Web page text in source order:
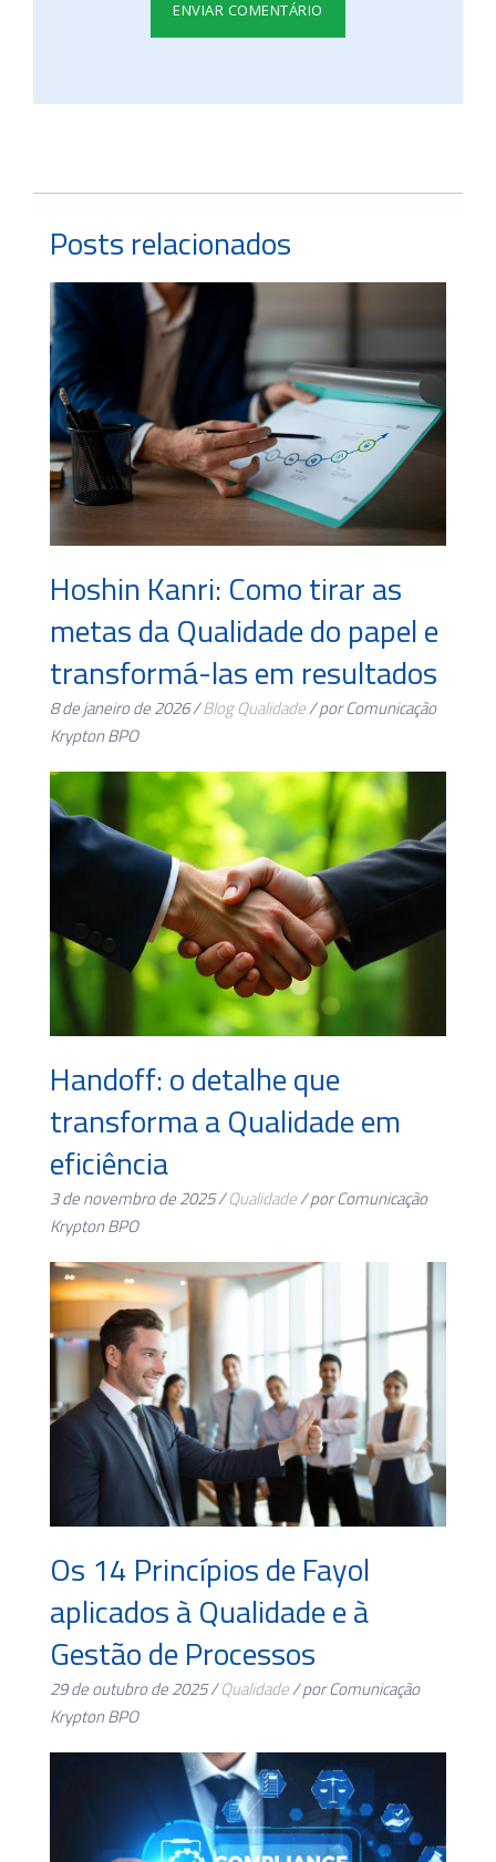
Posts relacionados
Hoshin Kanri: Como tirar as
metas da Qualidade do papel e
transformá-las em resultados
8 de janeiro de 2026 /Blog Qualidade/ por Comunicação
Krypton BPO
Handoff: o detalhe que
transforma a Qualidade em
eficiência
3 de novembro de 2025 /Qualidade/ por Comunicação
Krypton BPO
Os 14 Princípios de Fayol
aplicados à Qualidade e à
Gestão de Processos
29 de outubro de 2025 /Qualidade/ por Comunicação
Krypton BPO